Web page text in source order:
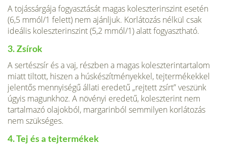
A tojássárgája fogyasztását magas koleszterinszint esetén
(6,5 mmól/1 felett) nem ajánljuk. Korlátozás nélkül csak
ideális koleszterinszint (5,2 mmól/1) alatt fogyaszt­ható.
3. Zsírok
A sertészsír és a vaj, részben a magas koleszterintartalom
miatt tiltott, hiszen a húskészítményekkel, tejtermékekkel
jelentős mennyiségű állati eredetű „rejtett zsírt” veszünk
úgyis magunkhoz. A növényi eredetű, koleszterint nem
tartalmazó olajokból, margarinból semmilyen korlátozás
nem szükséges.
4. Tej és a tejtermékek